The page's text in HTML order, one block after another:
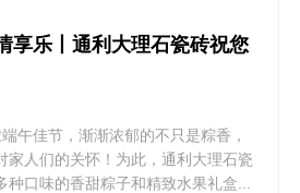
享乐丨通利大理石瓷砖祝您
午佳节，渐渐浓郁的不只是粽香，
家人们的关怀！为此，通利大理石瓷
口味的香甜粽子和精致水果礼盒...